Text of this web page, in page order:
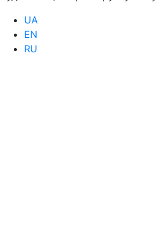
UA
EN
RU